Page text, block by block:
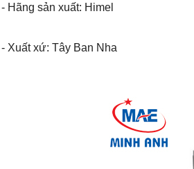
- Hãng sản xuất: Himel
- Xuất xứ: Tây Ban Nha